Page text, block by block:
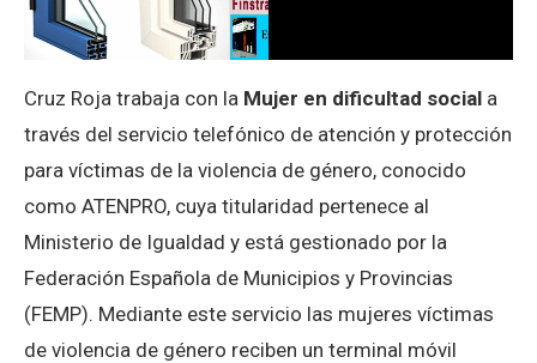
Cruz Roja trabaja con la Mujer en dificultad social a
través del servicio telefónico de atención y protección
para víctimas de la violencia de género, conocido
como ATENPRO, cuya titularidad pertenece al
Ministerio de Igualdad y está gestionado por la
Federación Española de Municipios y Provincias
(FEMP). Mediante este servicio las mujeres víctimas
de violencia de género reciben un terminal móvil